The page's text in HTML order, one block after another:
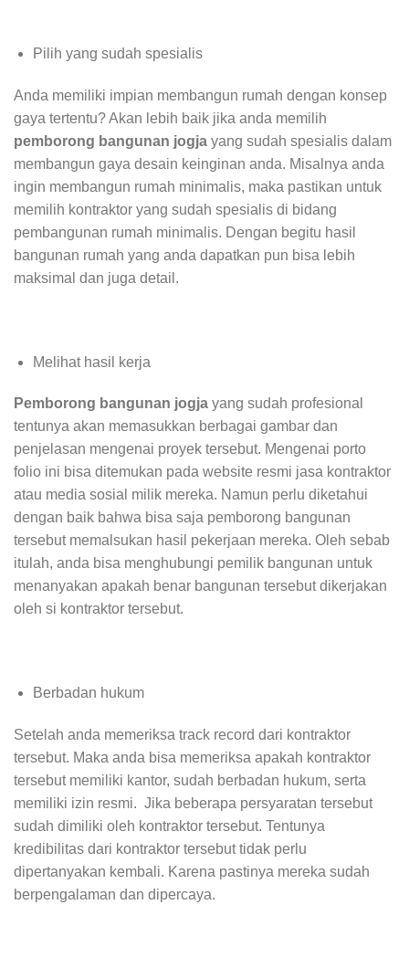
Pilih yang sudah spesialis
Anda memiliki impian membangun rumah dengan konsep
gaya tertentu? Akan lebih baik jika anda memilih
pemborong bangunan jogja yang sudah spesialis dalam
membangun gaya desain keinginan anda. Misalnya anda
ingin membangun rumah minimalis, maka pastikan untuk
memilih kontraktor yang sudah spesialis di bidang
pembangunan rumah minimalis. Dengan begitu hasil
bangunan rumah yang anda dapatkan pun bisa lebih
maksimal dan juga detail.
Melihat hasil kerja
Pemborong bangunan jogja yang sudah profesional
tentunya akan memasukkan berbagai gambar dan
penjelasan mengenai proyek tersebut. Mengenai porto
folio ini bisa ditemukan pada website resmi jasa kontraktor
atau media sosial milik mereka. Namun perlu diketahui
dengan baik bahwa bisa saja pemborong bangunan
tersebut memalsukan hasil pekerjaan mereka. Oleh sebab
itulah, anda bisa menghubungi pemilik bangunan untuk
menanyakan apakah benar bangunan tersebut dikerjakan
oleh si kontraktor tersebut.
Berbadan hukum
Setelah anda memeriksa track record dari kontraktor
tersebut. Maka anda bisa memeriksa apakah kontraktor
tersebut memiliki kantor, sudah berbadan hukum, serta
memiliki izin resmi. Jika beberapa persyaratan tersebut
sudah dimiliki oleh kontraktor tersebut. Tentunya
kredibilitas dari kontraktor tersebut tidak perlu
dipertanyakan kembali. Karena pastinya mereka sudah
berpengalaman dan dipercaya.